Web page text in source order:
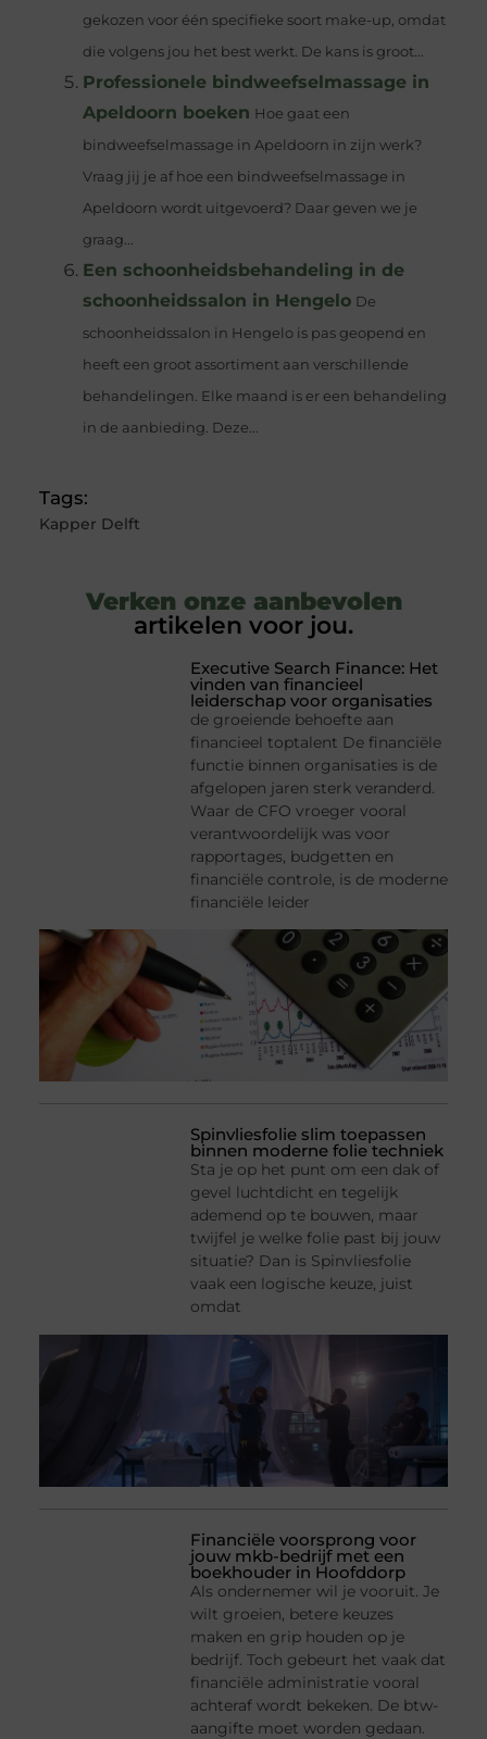
gekozen voor één specifieke soort make-up, omdat
die volgens jou het best werkt. De kans is groot...
Professionele bindweefselmassage in
Apeldoorn boeken Hoe gaat een
bindweefselmassage in Apeldoorn in zijn werk?
Vraag jij je af hoe een bindweefselmassage in
Apeldoorn wordt uitgevoerd? Daar geven we je
graag...
Een schoonheidsbehandeling in de
schoonheidssalon in Hengelo De
schoonheidssalon in Hengelo is pas geopend en
heeft een groot assortiment aan verschillende
behandelingen. Elke maand is er een behandeling
in de aanbieding. Deze...
Tags:
Kapper Delft
Verken onze aanbevolen
artikelen voor jou.
Executive Search Finance: Het
vinden van financieel
leiderschap voor organisaties
de groeiende behoefte aan
financieel toptalent De financiële
functie binnen organisaties is de
afgelopen jaren sterk veranderd.
Waar de CFO vroeger vooral
verantwoordelijk was voor
rapportages, budgetten en
financiële controle, is de moderne
financiële leider
Spinvliesfolie slim toepassen
binnen moderne folie techniek
Sta je op het punt om een dak of
gevel luchtdicht en tegelijk
ademend op te bouwen, maar
twijfel je welke folie past bij jouw
situatie? Dan is Spinvliesfolie
vaak een logische keuze, juist
omdat
Financiële voorsprong voor
jouw mkb-bedrijf met een
boekhouder in Hoofddorp
Als ondernemer wil je vooruit. Je
wilt groeien, betere keuzes
maken en grip houden op je
bedrijf. Toch gebeurt het vaak dat
financiële administratie vooral
achteraf wordt bekeken. De btw-
aangifte moet worden gedaan.